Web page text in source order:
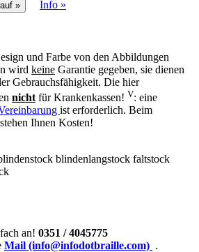
Info »
und Farbe von den Abbildungen
wird keine Garantie gegeben, sie dienen
Gebrauchsfähigkeit. Die hier
nicht für Krankenkassen! V: eine
ist erforderlich. Beim
Ihnen Kosten!
blindenlangstock faltstock
an! 0351 / 4045775
Mail (info@infodotbraille.com) .